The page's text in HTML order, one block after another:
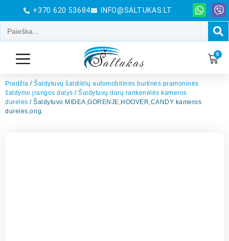
+370 620 53684 INFO@SALTUKAS.LT
0
Pradžia / Šaldytuvų šaldiklių automobilinės buitinės pramoninės
šaldymo įrangos dalys / Šaldytuvų durų rankenėlės kameros
durelės / Šaldytuvo MIDEA,GORENJE,HOOVER,CANDY kameros
durelės,orig.